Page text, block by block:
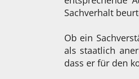
Sachverhalt
Ob ein
als staatlich
dass er für den